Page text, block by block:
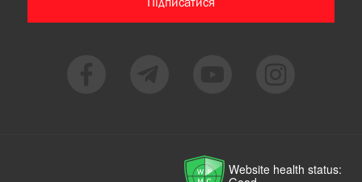
Website health status: